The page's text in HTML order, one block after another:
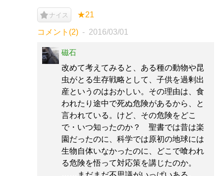
ナイス ★21
コメント(2) 2016/03/01
磁石
改めて考えてみると、ある種の動物や昆
虫がとる生存戦略として、子供を過剰出
産というのはおかしい。その理由は、食
われたり途中で死ぬ危険があるから、と
言われている。けど、その危険をどこ
で・いつ知ったのか？ 聖書では昔は楽
園だったのに、科学では原初の地球には
生物自体いなかったのに、どこで喰われ
る危険を悟って対応策を講じたのか。